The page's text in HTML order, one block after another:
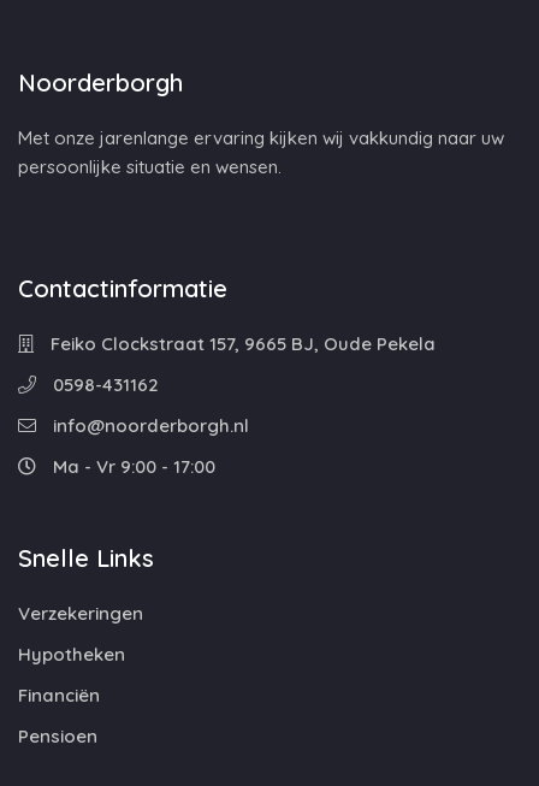
Noorderborgh
Met onze jarenlange ervaring kijken wij vakkundig naar uw
persoonlijke situatie en wensen.
Contactinformatie
Feiko Clockstraat 157, 9665 BJ, Oude Pekela
0598-431162
info@noorderborgh.nl
Ma - Vr 9:00 - 17:00
Snelle Links
Verzekeringen
Hypotheken
Financiën
Pensioen